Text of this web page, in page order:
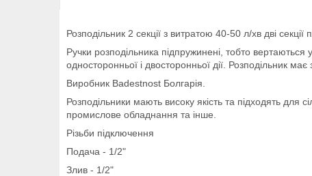
Розподільник 2 секції з витратою 40-50 л/хв дві секції
Ручки розподільника підпружинені, тобто
односторонньої і двосторонньої дії. Розподільник
Виробник Badestnost Болгарія.
Розподільники мають високу якість та підходять для
промислове обладнання та інше.
Різьби підключення
Подача - 1/2"
Злив - 1/2"